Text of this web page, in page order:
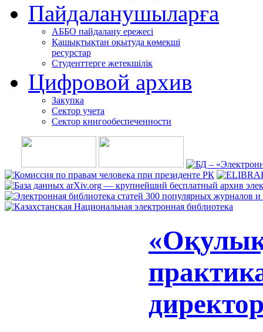
Пайдаланушыларға
АББО пайдалану ережесі
Қашықтықтан оқытуда көмекші
ресурстар
Студенттерге жетекшілік
Цифровой архив
Закупка
Сектор учета
Сектор книгообеспеченности